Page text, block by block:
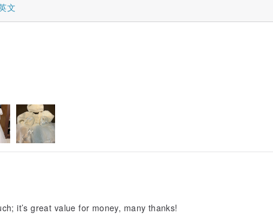
文
it’s great value for money, many thanks!